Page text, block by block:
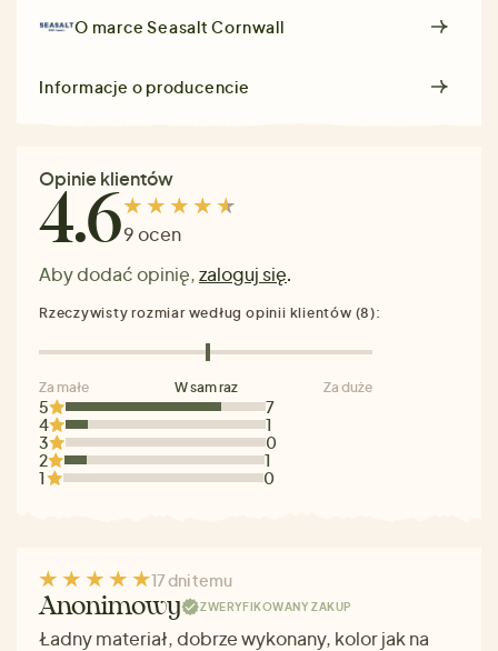
O marceSeasalt Cornwall
Informacje o producencie
Opinie klientów
4.69 ocen
Aby dodać opinię,zaloguj się.
5
7
4
1
3
0
2
1
1
0
Rzeczywisty rozmiar według opinii klientów (8):
Za małe W sam raz Za duże
17 dni temu
Anonimowy ZWERYFIKOWANY ZAKUP
Ładny materiał, dobrze wykonany, kolor jak na